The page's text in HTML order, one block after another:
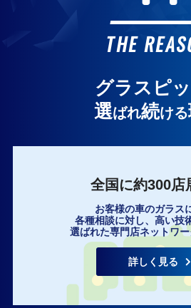
THE
グラスピ
選ばれ続ける
全国に約300店
お客様の車のガラス
各種相談に対し、高い技
選ばれた専門店ネットワ
詳しく見る